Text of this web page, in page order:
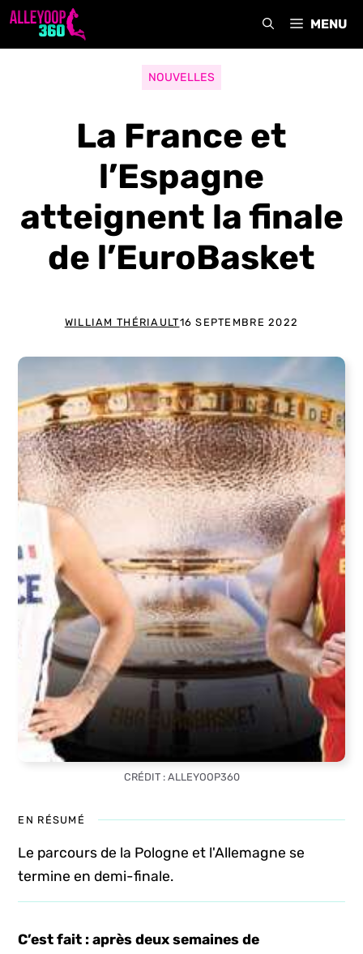
Aller
MENU
NOUVELLES
La France et
l’Espagne
atteignent la finale
de l’EuroBasket
WILLIAM THÉRIAULT16 SEPTEMBRE 2022
CRÉDIT : ALLEYOOP360
EN RÉSUMÉ
Le parcours de la Pologne et l'Allemagne se
termine en demi-finale.
C’est fait : après deux semaines de